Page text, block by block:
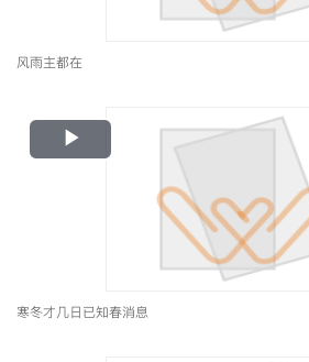
风雨主都在
Play
Video
寒冬才几日已知春消息